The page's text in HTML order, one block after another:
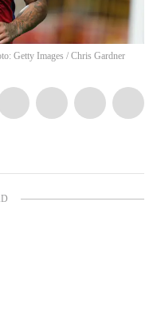
Getty Images / Chris Gardner